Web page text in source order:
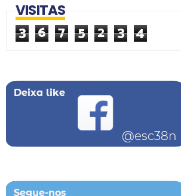
VISITAS
3 6 7 5 2 3 4